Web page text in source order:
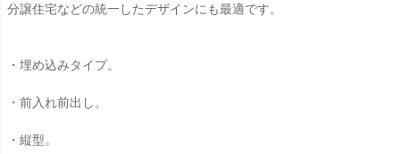
分譲住宅などの統一したデザインにも最適です。
・埋め込みタイプ。
・前入れ前出し。
・縦型。